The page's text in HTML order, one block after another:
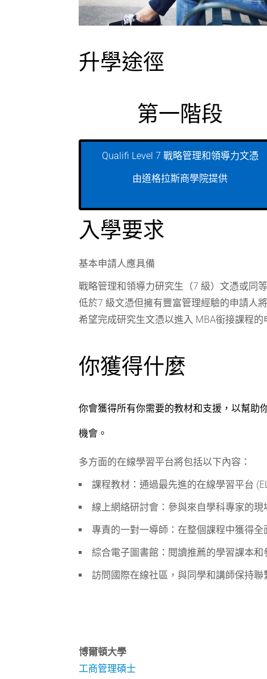
升學途徑
第一階段
Qualifi Level 7 戰略管理和領導力文憑
由道格拉斯商學院提供
入學要求
基本申請人應具備
戰略管理和領導力研究生（7 級）文憑或同
低於7 級文憑但擁有豐富管理經驗的申請人
希望完成研究生文憑以進入 MBA銜接課程
你獲得什麼
你會獲得所有你需要的教材和支援，以幫助
機會。
多方面的在線學習平台將包括以下內容：
課程教材：通過最先進的在線學習平台
線上網絡研討會：參與來自學科專家的現
專責的一對一導師：在整個課程中獲得
綜合電子圖書館：閱讀推薦的學習課本和
訪問國際在線社區，與同學和講師保持聯
博爾頓大學
工商管理碩士